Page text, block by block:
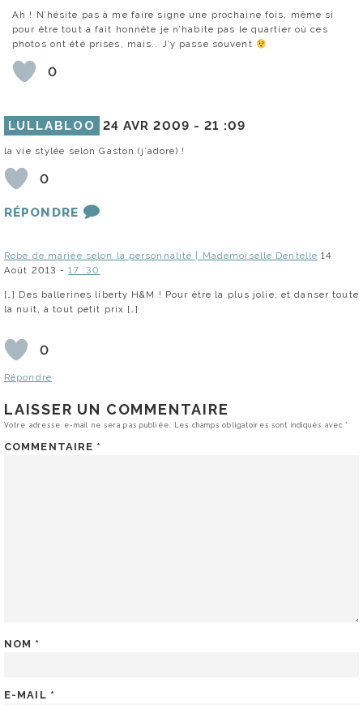
Ah ! N’hésite pas à me faire signe une prochaine fois, même si
pour être tout a fait honnête je n’habite pas le quartier où ces
photos ont été prises, mais.. J’y passe souvent
0
LULLABLOO 24 AVR 2009 -21 :09
la vie stylée selon Gaston (j’adore) !
0
RÉPONDRE
Robe de mariée selon la personnalité | Mademoiselle Dentelle 14
Août 2013 -17 :30
[…] Des ballerines liberty H&M ! Pour être la plus jolie, et danser toute
la nuit, à tout petit prix […]
0
Répondre
LAISSER UN COMMENTAIRE
Votre adresse e-mail ne sera pas publiée. Les champs obligatoires sont indiqués avec*
COMMENTAIRE *
NOM *
E-MAIL *